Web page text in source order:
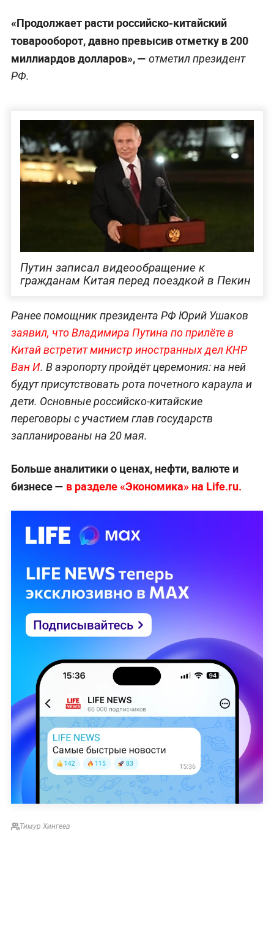
«Продолжает расти российско-китайский
товарооборот, давно превысив отметку в 200
миллиардов долларов», — отметил президент
РФ.
Путин записал видеообращение к
гражданам Китая перед поездкой в Пекин
Ранее помощник президента РФ Юрий Ушаков
заявил, что Владимира Путина по прилёте в
Китай встретит министр иностранных дел КНР
Ван И. В аэропорту пройдёт церемония: на ней
будут присутствовать рота почетного караула и
дети. Основные российско-китайские
переговоры с участием глав государств
запланированы на 20 мая.
Больше аналитики о ценах, нефти, валюте и
бизнесе — в разделе «Экономика» на Life.ru.
Тимур Хингеев